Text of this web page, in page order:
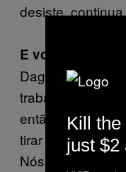
desiste,
E você cresceu
Dagenham. Os
trabalhavam na
então as escolas
tirar da rua e te
Nós só tivemos
Kill
just $2